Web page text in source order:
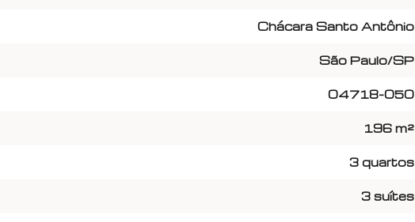
Chácara Santo Antônio
São Paulo/SP
04718-050
196 m²
3 quartos
3 suítes